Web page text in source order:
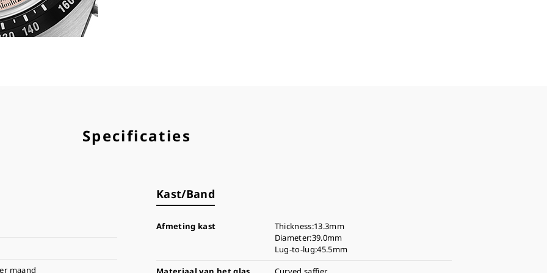
Specificaties
maand
Kast/Band
Afmeting kast
Thickness:13.3mm
Diameter:39.0mm
Lug-to-lug:45.5mm